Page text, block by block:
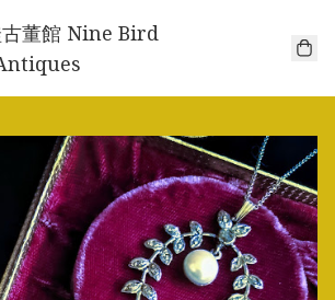
古董館 Nine Bird